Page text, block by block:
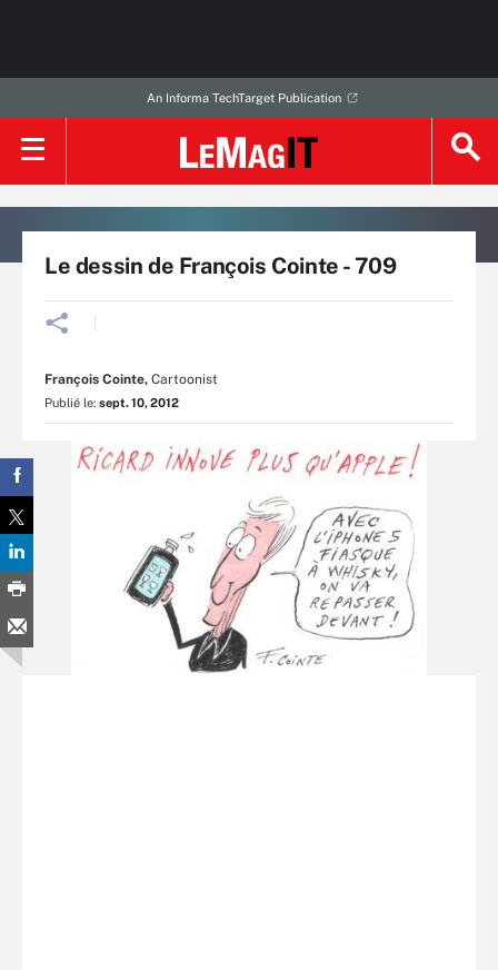
An Informa TechTarget Publication
Le dessin de François Cointe - 709
François Cointe, Cartoonist
Publié le: sept. 10, 2012